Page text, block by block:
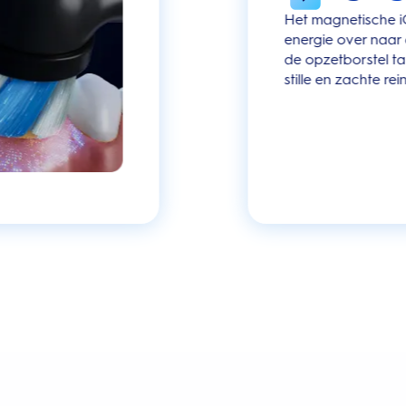
Het magnetische
energie over
de opzetborstel
stille en zachte